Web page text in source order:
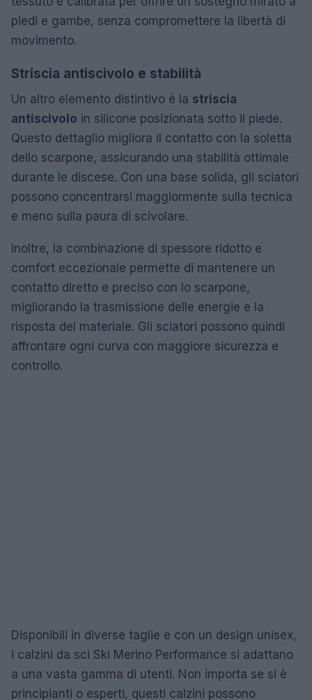
piedi e gambe, senza compromettere la libertà di
movimento.
Striscia antiscivolo e stabilità
Un altro elemento distintivo è la striscia
antiscivolo in silicone posizionata sotto il piede.
Questo dettaglio migliora il contatto con la soletta
dello scarpone, assicurando una stabilità ottimale
durante le discese. Con una base solida, gli sciatori
possono concentrarsi maggiormente sulla tecnica
e meno sulla paura di scivolare.
Inoltre, la combinazione di spessore ridotto e
comfort eccezionale permette di mantenere un
contatto diretto e preciso con lo scarpone,
migliorando la trasmissione delle energie e la
risposta del materiale. Gli sciatori possono quindi
affrontare ogni curva con maggiore sicurezza e
controllo.
Disponibili in diverse taglie e con un design unisex,
i calzini da sci Ski Merino Performance si adattano
a una vasta gamma di utenti. Non importa se si è
principianti o esperti, questi calzini possono